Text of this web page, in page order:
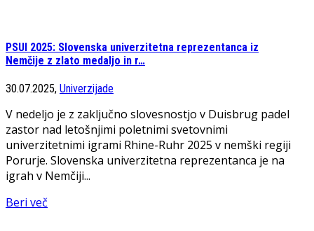
PSUI 2025: Slovenska univerzitetna reprezentanca iz
Nemčije z zlato medaljo in r…
30.07.2025, Univerzijade
V nedeljo je z zaključno slovesnostjo v Duisbrug padel
zastor nad letošnjimi poletnimi svetovnimi
univerzitetnimi igrami Rhine-Ruhr 2025 v nemški regiji
Porurje. Slovenska univerzitetna reprezentanca je na
igrah v Nemčiji...
Beri več